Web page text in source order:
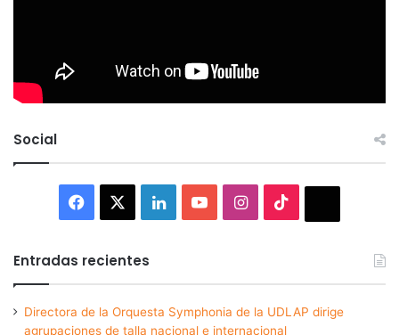
Social
Facebook LinkedInYouTubeInstagram
Entradas recientes
Directora de la Orquesta Symphonia de la UDLAP dirige
agrupaciones de talla nacional e internacional